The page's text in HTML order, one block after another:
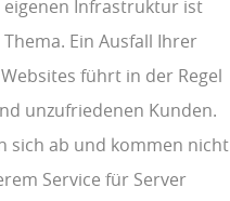
Infrastruktur ist
Ein Ausfall Ihrer
führt in der Regel
unzufriedenen Kunden.
sich ab und kommen nicht
Service für Server